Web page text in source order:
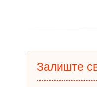
Залиште